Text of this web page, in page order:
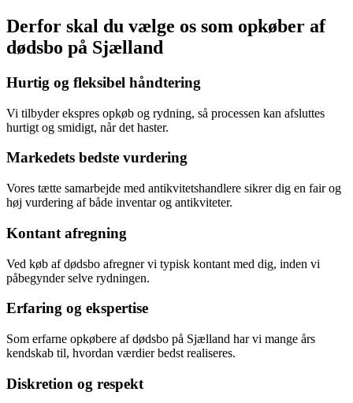
Derfor skal du vælge os som opkøber af
dødsbo på Sjælland
Hurtig og fleksibel håndtering
Vi tilbyder ekspres opkøb og rydning, så processen kan afsluttes
hurtigt og smidigt, når det haster.
Markedets bedste vurdering
Vores tætte samarbejde med antikvitetshandlere sikrer dig en fair og
høj vurdering af både inventar og antikviteter.
Kontant afregning
Ved køb af dødsbo afregner vi typisk kontant med dig, inden vi
påbegynder selve rydningen.
Erfaring og ekspertise
Som erfarne opkøbere af dødsbo på Sjælland har vi mange års
kendskab til, hvordan værdier bedst realiseres.
Diskretion og respekt